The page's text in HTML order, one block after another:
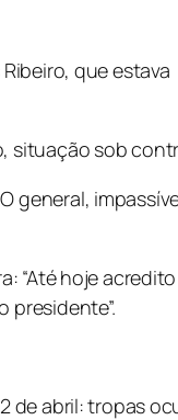
que estava
situação sob
general,
“Até hoje
presidente”.
de abril: tropas